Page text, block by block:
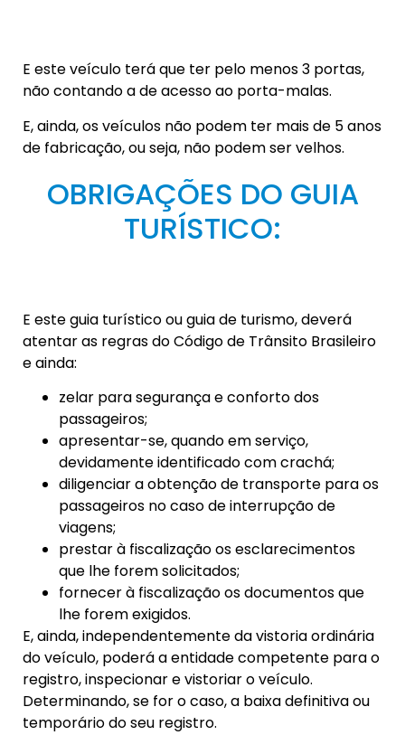
E este veículo terá que ter pelo menos 3 portas,
não contando a de acesso ao porta-malas.
E, ainda, os veículos não podem ter mais de 5 anos
de fabricação, ou seja, não podem ser velhos.
OBRIGAÇÕES DO GUIA
TURÍSTICO:
E este guia turístico ou guia de turismo, deverá
atentar as regras do Código de Trânsito Brasileiro
e ainda:
zelar para segurança e conforto dos
passageiros;
apresentar-se, quando em serviço,
devidamente identificado com crachá;
diligenciar a obtenção de transporte para os
passageiros no caso de interrupção de
viagens;
prestar à fiscalização os esclarecimentos
que lhe forem solicitados;
fornecer à fiscalização os documentos que
lhe forem exigidos.
E, ainda, independentemente da vistoria ordinária
do veículo, poderá a entidade competente para o
registro, inspecionar e vistoriar o veículo.
Determinando, se for o caso, a baixa definitiva ou
temporário do seu registro.